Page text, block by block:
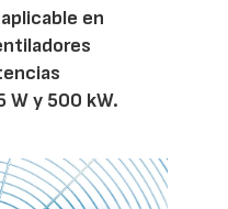
en
W y 500 kW.